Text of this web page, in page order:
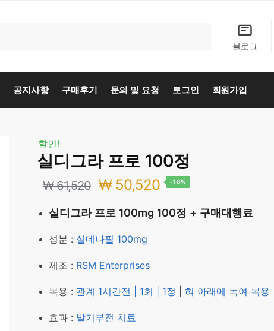
블로그
공지사항 구매후기 문의 및 요청 로그인 회원가입
할인!
실디그라 프로 100정
₩61,520 원
래
₩ 61,520.
₩50,520현
재
-18%
실디그라 프로 100mg 100정 + 구매대행료
성분 : 실데나필 100mg
제조 : RSM Enterprises
복용 : 관계 1시간전 | 1회 | 1정 혀 아래에 녹여 복용
효과 : 발기부전 치료